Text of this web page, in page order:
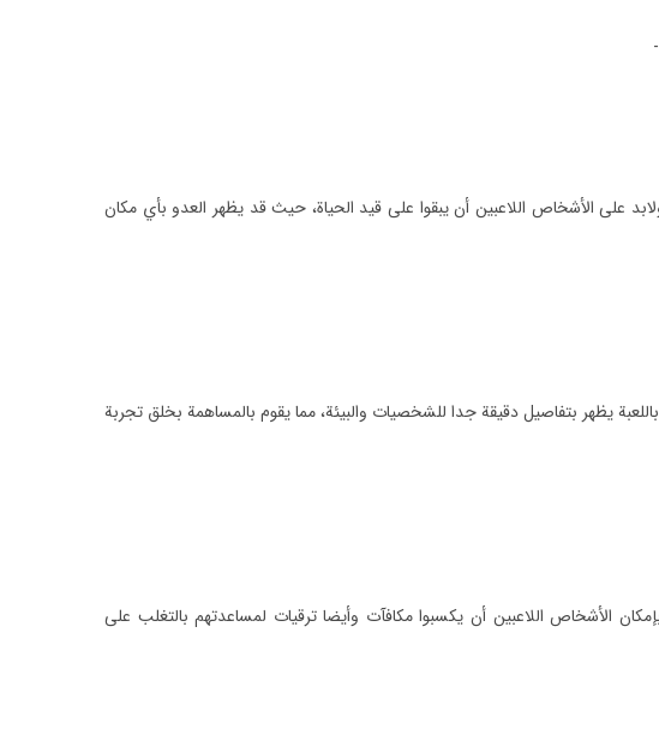
على الأشخاص اللاعبين أن يبقوا على قيد الحياة، حيث قد يظهر العدو بأي مكان
يظهر بتفاصيل دقيقة جدا للشخصيات والبيئة، مما يقوم بالمساهمة بخلق تجربة
الأشخاص اللاعبين أن يكسبوا مكافآت وأيضا ترقيات لمساعدتهم بالتغلب على